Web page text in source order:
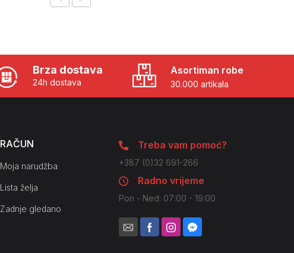
Brza dostava
24h dostava
Asortiman robe
30.000 artikala
RAČUN
Moja narudžba
Lista želja
Zadnje gledano
Treba vam pomoć?
+387 (0)32 691-266
Radno vrijeme
Pon - Ned: 07:00 - 19:00